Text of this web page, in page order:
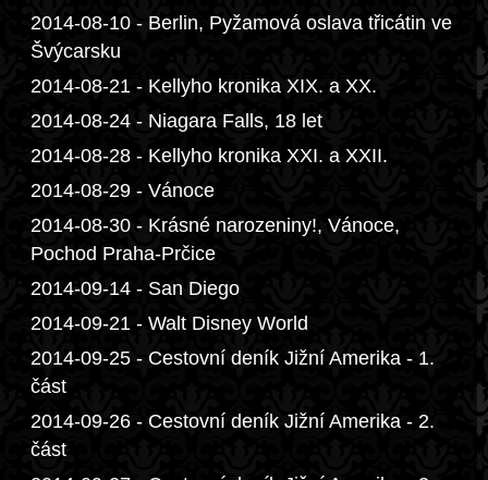
2014-08-10 - Berlin, Pyžamová oslava třicátin ve
Švýcarsku
2014-08-21 - Kellyho kronika XIX. a XX.
2014-08-24 - Niagara Falls, 18 let
2014-08-28 - Kellyho kronika XXI. a XXII.
2014-08-29 - Vánoce
2014-08-30 - Krásné narozeniny!, Vánoce,
Pochod Praha-Prčice
2014-09-14 - San Diego
2014-09-21 - Walt Disney World
2014-09-25 - Cestovní deník Jižní Amerika - 1.
část
2014-09-26 - Cestovní deník Jižní Amerika - 2.
část